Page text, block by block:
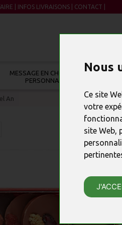
Nous
Ce site
votre
site Web,
INFOS LIVRAISONS| CONTACT
MESSAGE EN CHOCOLAT À
PERSONNALISER
An